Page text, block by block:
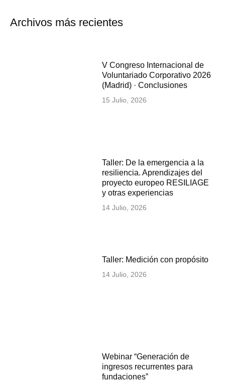
Archivos más recientes
V Congreso Internacional de
Voluntariado Corporativo 2026
(Madrid) · Conclusiones
15 Julio, 2026
Taller: De la emergencia a la
resiliencia. Aprendizajes del
proyecto europeo RESILIAGE
y otras experiencias
14 Julio, 2026
Taller: Medición con propósito
14 Julio, 2026
Webinar “Generación de
ingresos recurrentes para
fundaciones”